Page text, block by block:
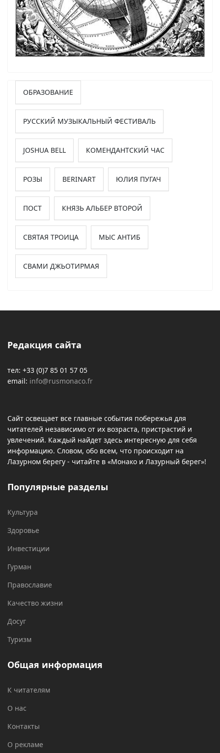
ОБРАЗОВАНИЕ
РУССКИЙ МУЗЫКАЛЬНЫЙ ФЕСТИВАЛЬ
JOSHUA BELL КОМЕНДАНТСКИЙ ЧАС
РОЗЫ BERINART ЮЛИЯ ПУГАЧ
ПОСТ КНЯЗЬ АЛЬБЕР ВТОРОЙ
СВЯТАЯ ТРОИЦА МЫС АНТИБ
СВАМИ ДЖЬОТИРМАЯ
Редакция сайта
тел: +33 (0)7 85 01 57 05
email: info@rusmonaco.fr
Сайт освещает все главные события побережья для
читателей независимо от их возраста, пристрастий и
увлечений. Каждый найдет здесь интересную для себя
информацию. Словом, обо всем, что происходит на
Лазурном берегу - читайте в «Монако и Лазурный берег»!
Популярные разделы
Культура
Здоровье
Инвестиции
Гурман
Православие
Качество жизни
Досуг
Туризм
Общая информация
К читателям
О нас
Контакты
О рекламе